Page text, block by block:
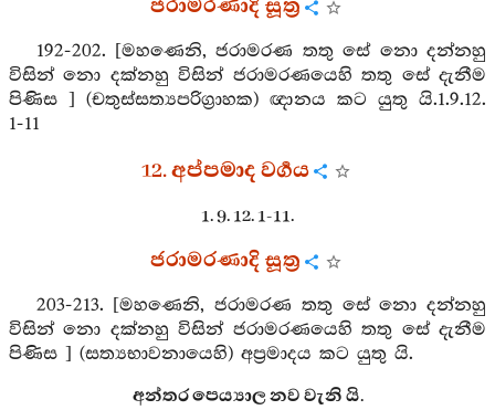
ජරාමරණාදි සූත්‍ර
192-202. [මහණෙනි, ජරාමරණ තතු සේ නො දන්නහු
විසින් නො දක්නහු විසින් ජරාමරණයෙහි තතු සේ දැනීම
පිණිස ] (චතුස්සත්‍යපරිග්‍රාහක) ඥානය කට යුතු යි.1.9.12.
1-11
12. අප්පමාද වර්‍ගය
1. 9. 12. 1-11.
ජරාමරණාදි සූත්‍ර
203-213. [මහණෙනි, ජරාමරණ තතු සේ නො දන්නහු
විසින් නො දක්නහු විසින් ජරාමරණයෙහි තතු සේ දැනීම
පිණිස ] (සත්‍යභාවනායෙහි) අප්‍රමාදය කට යුතු යි.
අන්තර පෙය්‍යාල නව වැනි යි.